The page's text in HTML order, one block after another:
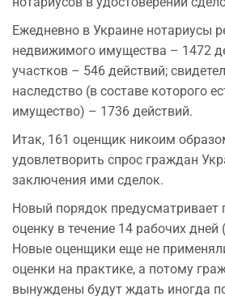
Ежедневно в Украине нотариусы
недвижимого имущества – 1472
участков – 546 действий;
наследство (в составе которого
имущество) – 1736 действий.
Итак, 161 оценщик никоим
удовлетворить спрос граждан
заключения ими сделок.
Новый порядок предусматривает
оценку в течение 14 рабочих дней
Новые оценщики еще не
оценки на практике, а потому
вынуждены будут ждать иногда